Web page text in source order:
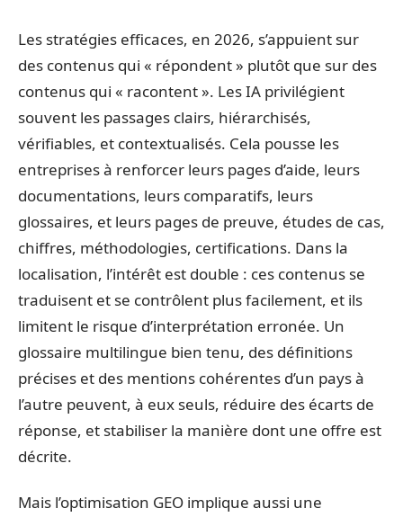
Les stratégies efficaces, en 2026, s’appuient sur
des contenus qui « répondent » plutôt que sur des
contenus qui « racontent ». Les IA privilégient
souvent les passages clairs, hiérarchisés,
vérifiables, et contextualisés. Cela pousse les
entreprises à renforcer leurs pages d’aide, leurs
documentations, leurs comparatifs, leurs
glossaires, et leurs pages de preuve, études de cas,
chiffres, méthodologies, certifications. Dans la
localisation, l’intérêt est double : ces contenus se
traduisent et se contrôlent plus facilement, et ils
limitent le risque d’interprétation erronée. Un
glossaire multilingue bien tenu, des définitions
précises et des mentions cohérentes d’un pays à
l’autre peuvent, à eux seuls, réduire des écarts de
réponse, et stabiliser la manière dont une offre est
décrite.
Mais l’optimisation GEO implique aussi une